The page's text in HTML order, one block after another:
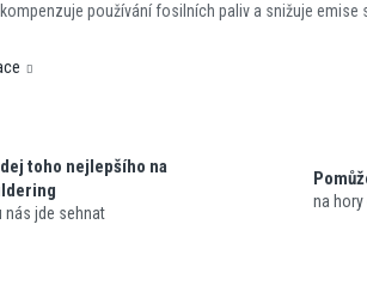
kompenzuje používání fosilních paliv a snižuje emise
toho nejlepšího na
nás jde sehnat
na hory